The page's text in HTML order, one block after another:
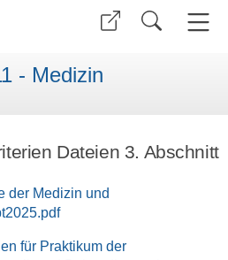
- Medizin
Dateien 3. Abschnitt
der Medizin und
für Praktikum der